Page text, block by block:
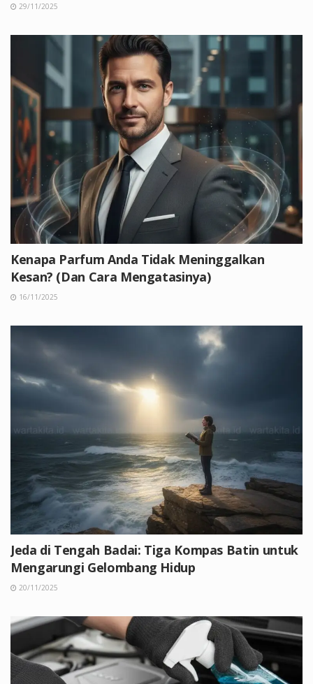
29/11/2025
Kenapa Parfum Anda Tidak Meninggalkan
Kesan? (Dan Cara Mengatasinya)
16/11/2025
Jeda di Tengah Badai: Tiga Kompas Batin untuk
Mengarungi Gelombang Hidup
20/11/2025